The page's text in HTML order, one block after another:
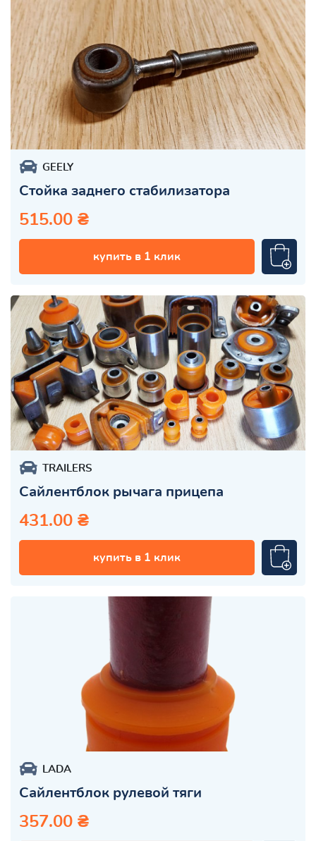
GEELY
Стойка заднего стабилизатора
515.00 ₴
купить в 1 клик
TRAILERS
Сайлентблок рычага прицепа
431.00 ₴
купить в 1 клик
LADA
Сайлентблок рулевой тяги
357.00 ₴